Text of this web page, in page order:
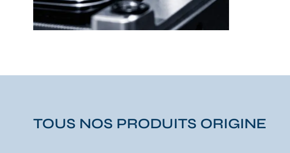
TOUS NOS PRODUITS ORIGINE